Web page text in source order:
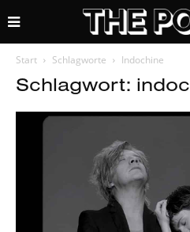
Start Schlagworte Indochine
Schlagwort: